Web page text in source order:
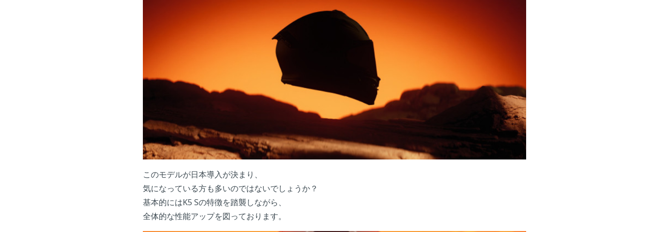
このモデルが日本導入が決まり、
気になっている方も多いのではないでしょうか？
基本的にはK5 Sの特徴を踏襲しながら、
全体的な性能アップを図っております。